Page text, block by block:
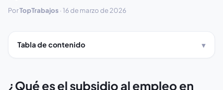
PorTopTrabajos ·16 de marzo de 2026
Tabla de contenido
¿Qué es el subsidio al empleo en